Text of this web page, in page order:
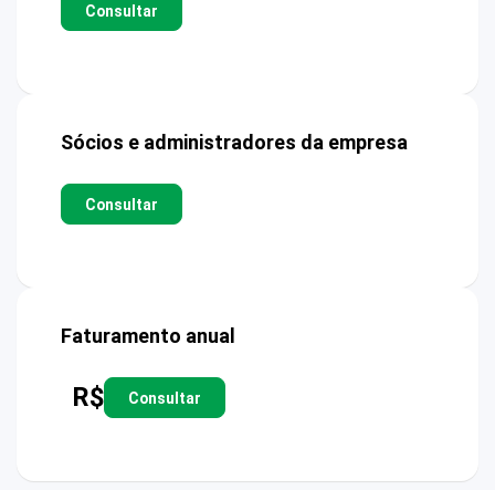
Consultar
Sócios e administradores da empresa
Consultar
Faturamento anual
R$ Consultar